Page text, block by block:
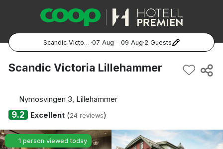
Scandic Victoria Lillehammer ·07 Aug - 09 Aug·2 Guests
Popular Destinations:
Göteborg
Scandic Victoria Lillehammer
Nymosvingen 3, Lillehammer
9.2 Excellent(24 reviews)
1 person viewed today